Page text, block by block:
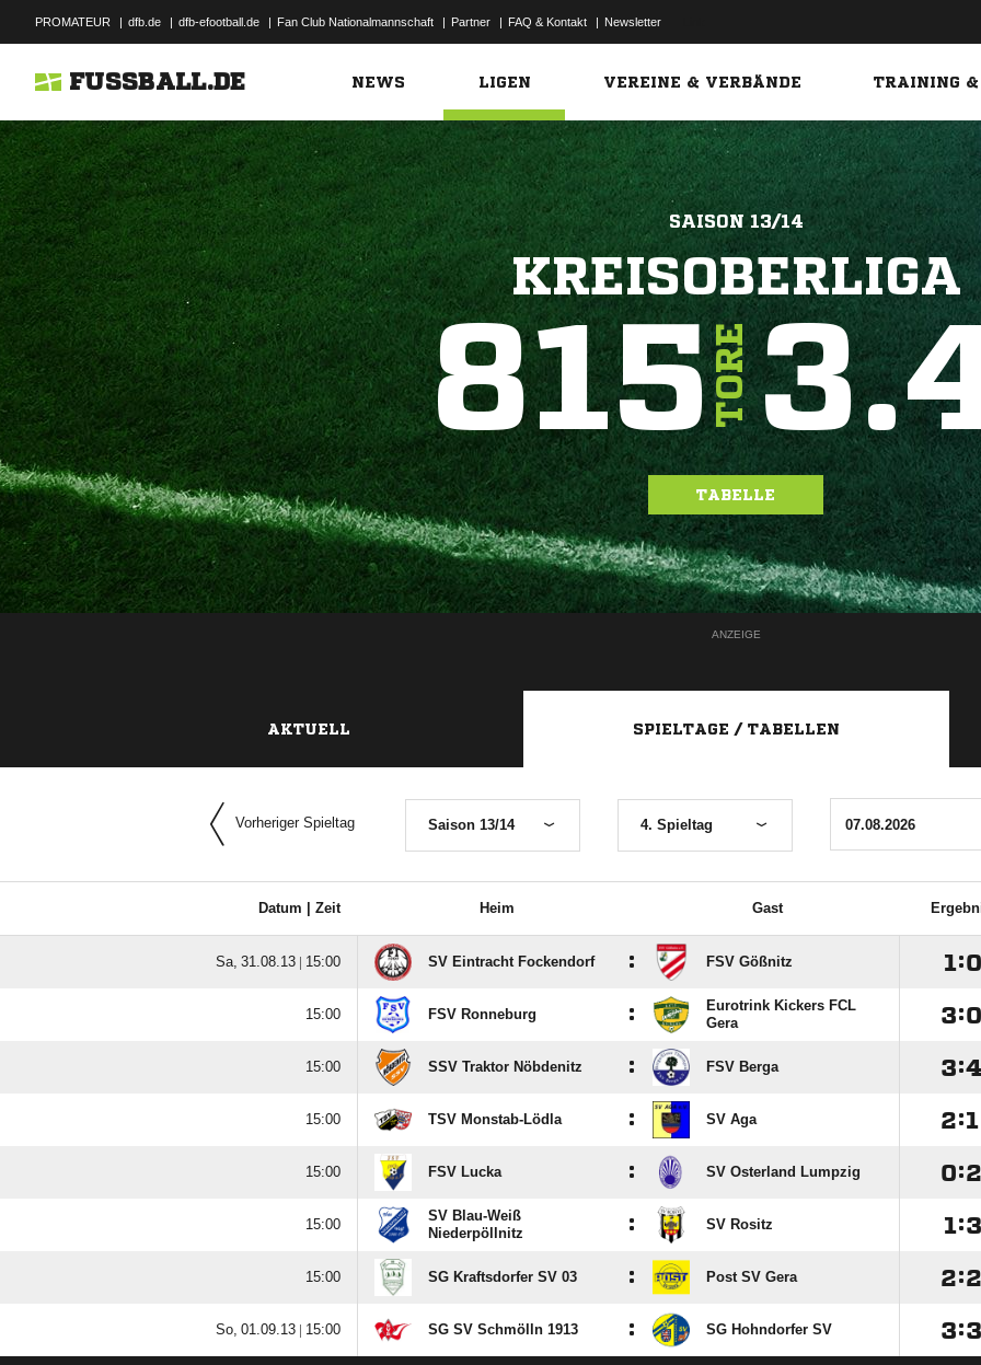
PROMATEUR | dfb.de | dfb-efootball.de | Fan Club Nationalmannschaft | Partner | FAQ & Kontakt | Newsletter
FUSSBALL.DE NEWS LIGEN VEREINE & VERBÄNDE TRAINING &
SAISON 13/14
KREISOBERLIGA
815TORE
TABELLE
ANZEIGE
AKTUELL SPIELTAGE / TABELLEN
Vorheriger Spieltag Saison 13/14 4. Spieltag
Datum | Zeit Heim Gast
  |  SV Eintracht Fockendorf : FSV Gößnitz :
 FSV Ronneburg :
Eurotrink Kickers FCL
Gera
:
 SSV Traktor Nöbdenitz : FSV Berga :
 TSV Monstab-Lödla : SV Aga :
 FSV Lucka : SV Osterland Lumpzig :

SV Blau-Weiß
Niederpöllnitz
: SV Rositz :
 SG Kraftsdorfer SV 03 : Post SV Gera :
  |  SG SV Schmölln 1913 : SG Hohndorfer SV :